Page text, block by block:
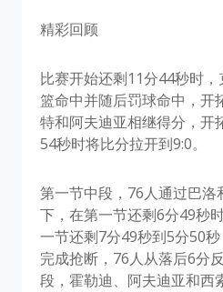
精彩回顾
比赛开始还剩11分44秒时
篮命中并随后罚球命中，开
特和阿夫迪亚相继得分，开
54秒时将比分拉开到9:0。
第一节中段，76人通过巴洛
下，在第一节还剩6分49秒
一节还剩7分49秒到5分50
完成抢断，76人从落后6分
段，霍勒迪、阿夫迪亚和西